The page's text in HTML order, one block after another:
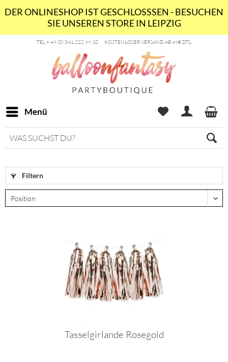
DER ONLINESHOP IST GESCHLOSSSEN - BESUCHEN
SIE UNSEREN STORE IN LEIPZIG
TEL + 49 (0) 341 222 99 10 KOSTENLOSER VERSAND AB 49€ DTL
Menü
Filtern
Tasselgirlande Rosegold